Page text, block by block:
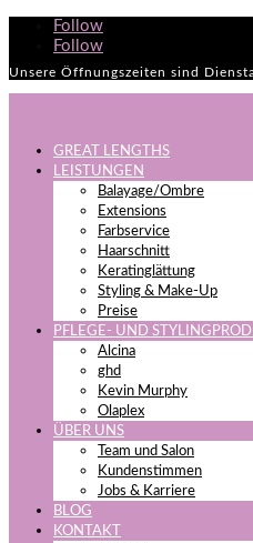
Follow
Follow
Unsere Öffnungszeiten sind
GREAT LENGTHS
LEISTUNGEN
Balayage/Ombre
Extensions
Farbservice
Haarschnitt
Keratinglättung
Styling & Make-Up
Preise
PFLEGE- UND
Alcina
ghd
Kevin Murphy
Olaplex
ÜBER UNS
Team und Salon
Kundenstimmen
Jobs & Karriere
BLOG
KONTAKT